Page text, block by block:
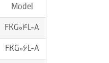
Model
FKG04L-A
FKG06L-A